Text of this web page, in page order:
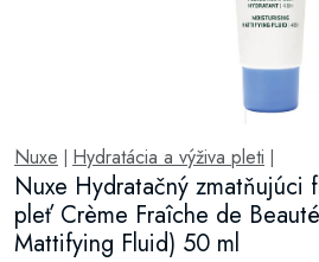
Nuxe Hydratácia a výživa pleti
Nuxe Hydratačný zmatňujúci
pleť Crème Fraîche de
Mattifying Fluid) 50 ml